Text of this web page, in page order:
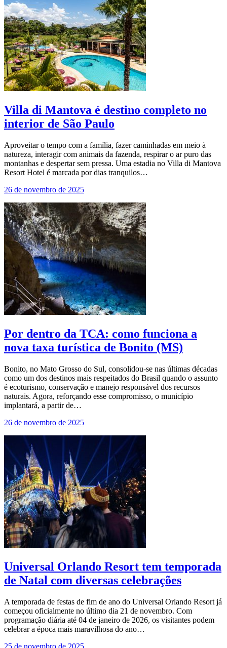
Villa di Mantova é destino completo no
interior de São Paulo
Aproveitar o tempo com a família, fazer caminhadas em meio à
natureza, interagir com animais da fazenda, respirar o ar puro das
montanhas e despertar sem pressa. Uma estadia no Villa di Mantova
Resort Hotel é marcada por dias tranquilos…
26 de novembro de 2025
Por dentro da TCA: como funciona a
nova taxa turística de Bonito (MS)
Bonito, no Mato Grosso do Sul, consolidou-se nas últimas décadas
como um dos destinos mais respeitados do Brasil quando o assunto
é ecoturismo, conservação e manejo responsável dos recursos
naturais. Agora, reforçando esse compromisso, o município
implantará, a partir de…
26 de novembro de 2025
Universal Orlando Resort tem temporada
de Natal com diversas celebrações
A temporada de festas de fim de ano do Universal Orlando Resort já
começou oficialmente no último dia 21 de novembro. Com
programação diária até 04 de janeiro de 2026, os visitantes podem
celebrar a época mais maravilhosa do ano…
25 de novembro de 2025